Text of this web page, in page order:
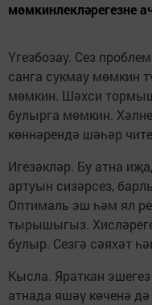
мөмкинлекләрегезне
Үгезбозау. Сез
санга сукмау мөмкин
мөмкин. Шәхси
булырга мөмкин.
көннәрендә шәһәр
Игезәкләр. Бу атна
артуын сизәрсез,
Оптималь эш һәм ял
тырышыгыз.
булыр. Сезгә сәяхәт
Кысла. Яраткан
атнада яшәү көченә